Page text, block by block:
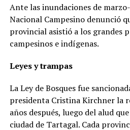
Ante las inundaciones de
Nacional Campesino denunció
provincial asistió a los grandes
campesinos e indígenas.
Leyes y trampas
La Ley de Bosques fue
presidenta Cristina Kirchner la
años después, luego del alud
ciudad de Tartagal. Cada